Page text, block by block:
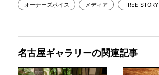
オーナーズボイス メディア TREE STORY
名古屋ギャラリーの関連記事